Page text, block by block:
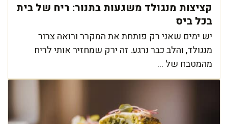
קציצות מנגולד משגעות בתנור: ריח של בית
בכל ביס
יש ימים שאני רק פותחת את המקרר ורואה צרור
מנגולד, והלב כבר נרגע. זה ירק שמחזיר אותי לריח
מהמטבח של ...